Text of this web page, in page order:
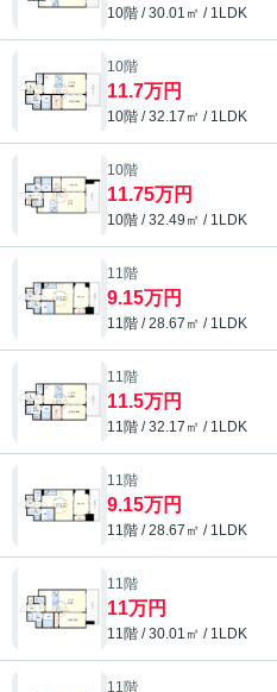
10階 / 30.01㎡ / 1LDK
10階
11.7万円
10階 / 32.17㎡ / 1LDK
10階
11.75万円
10階 / 32.49㎡ / 1LDK
11階
9.15万円
11階 / 28.67㎡ / 1LDK
11階
11.5万円
11階 / 32.17㎡ / 1LDK
11階
9.15万円
11階 / 28.67㎡ / 1LDK
11階
11万円
11階 / 30.01㎡ / 1LDK
11階